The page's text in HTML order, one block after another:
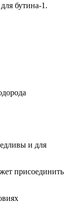
бутина-1.
и для
присоединить